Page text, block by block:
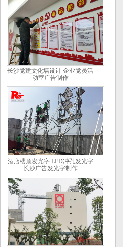
长沙党建文化墙设计 企业党员活
动室广告制作
酒店楼顶发光字 LED冲孔发光字
长沙广告发光字制作